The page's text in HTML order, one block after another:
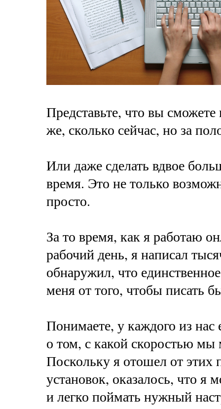
Представьте, что вы сможете
же, сколько сейчас, но за
Или даже сделать вдвое
время. Это не только
просто.
За то время, как я работаю
рабочий день, я написал
обнаружил, что
меня от того, чтобы писать
Понимаете, у каждого из нас
о том, с какой скоростью мы
Поскольку я отошел от этих
установок, оказалось, что я
и легко поймать нужный